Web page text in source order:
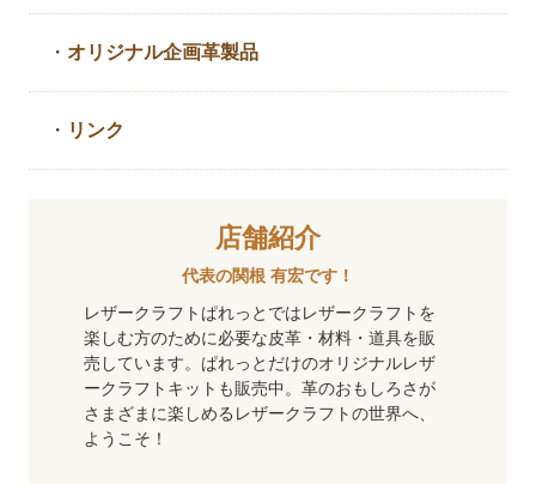
・ オリジナル企画革製品
・ リンク
店舗紹介
代表の関根 有宏です！
レザークラフトぱれっとではレザークラフトを
楽しむ方のために必要な皮革・材料・道具を販
売しています。ぱれっとだけのオリジナルレザ
ークラフトキットも販売中。革のおもしろさが
さまざまに楽しめるレザークラフトの世界へ、
ようこそ！